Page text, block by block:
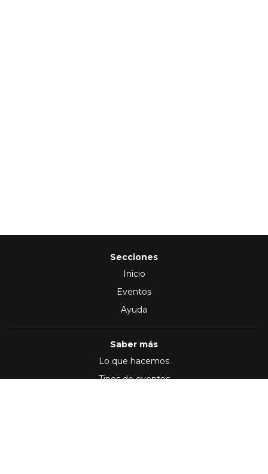
Secciones
Inicio
Eventos
Ayuda
Saber más
Lo que hacemos
Tipos de eventos